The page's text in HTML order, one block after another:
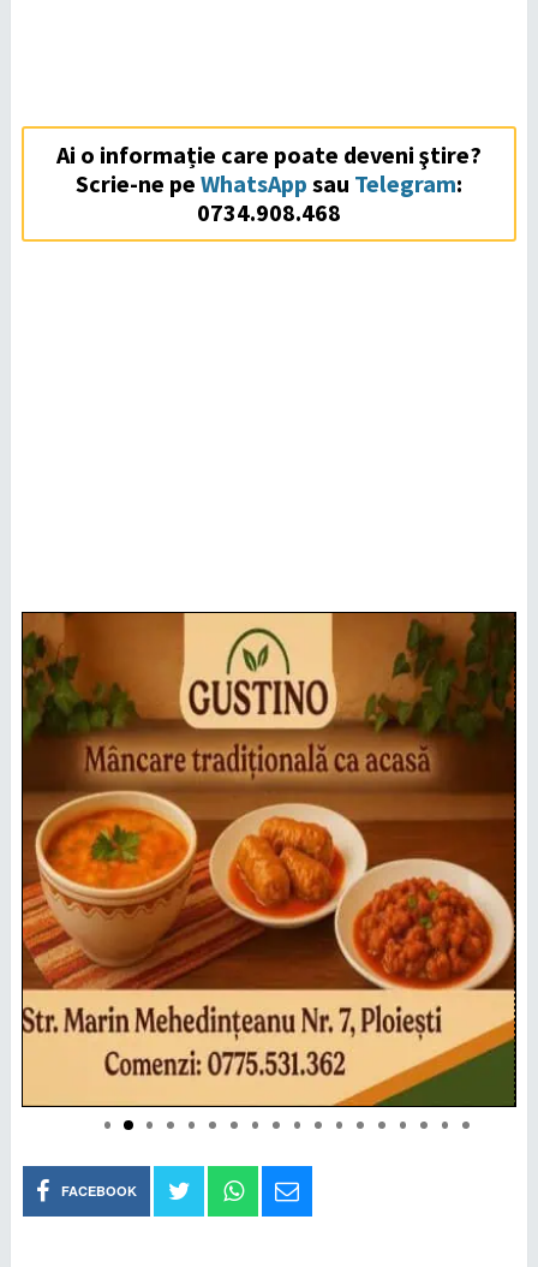
Ai o informație care poate deveni ştire?
Scrie-ne pe WhatsApp sau Telegram:
0734.908.468
FACEBOOK